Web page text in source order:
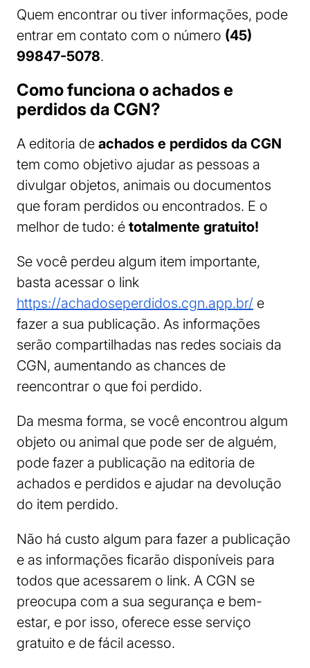
Quem encontrar ou tiver informações, pode
entrar em contato com o número (45)
99847-5078.
Como funciona o achados e
perdidos da CGN?
A editoria de achados e perdidos da CGN
tem como objetivo ajudar as pessoas a
divulgar objetos, animais ou documentos
que foram perdidos ou encontrados. E o
melhor de tudo: é totalmente gratuito!
Se você perdeu algum item importante,
basta acessar o link
https://achadoseperdidos.cgn.app.br/ e
fazer a sua publicação. As informações
serão compartilhadas nas redes sociais da
CGN, aumentando as chances de
reencontrar o que foi perdido.
Da mesma forma, se você encontrou algum
objeto ou animal que pode ser de alguém,
pode fazer a publicação na editoria de
achados e perdidos e ajudar na devolução
do item perdido.
Não há custo algum para fazer a publicação
e as informações ficarão disponíveis para
todos que acessarem o link. A CGN se
preocupa com a sua segurança e bem-
estar, e por isso, oferece esse serviço
gratuito e de fácil acesso.